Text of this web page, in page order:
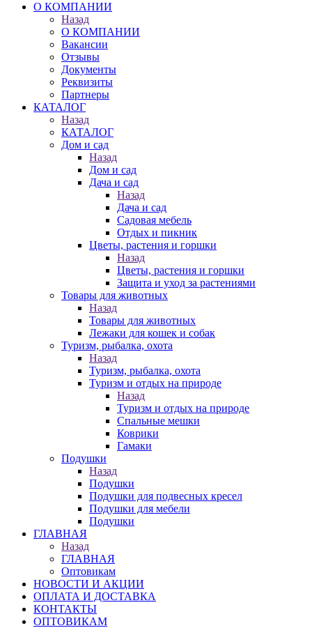
О КОМПАНИИ
Назад
О КОМПАНИИ
Вакансии
Отзывы
Документы
Реквизиты
Партнеры
КАТАЛОГ
Назад
КАТАЛОГ
Дом и сад
Назад
Дом и сад
Дача и сад
Назад
Дача и сад
Садовая мебель
Отдых и пикник
Цветы, растения и горшки
Назад
Цветы, растения и горшки
Защита и уход за растениями
Товары для животных
Назад
Товары для животных
Лежаки для кошек и собак
Туризм, рыбалка, охота
Назад
Туризм, рыбалка, охота
Туризм и отдых на природе
Назад
Туризм и отдых на природе
Спальные мешки
Коврики
Гамаки
Подушки
Назад
Подушки
Подушки для подвесных кресел
Подушки для мебели
Подушки
ГЛАВНАЯ
Назад
ГЛАВНАЯ
Оптовикам
НОВОСТИ И АКЦИИ
ОПЛАТА И ДОСТАВКА
КОНТАКТЫ
ОПТОВИКАМ